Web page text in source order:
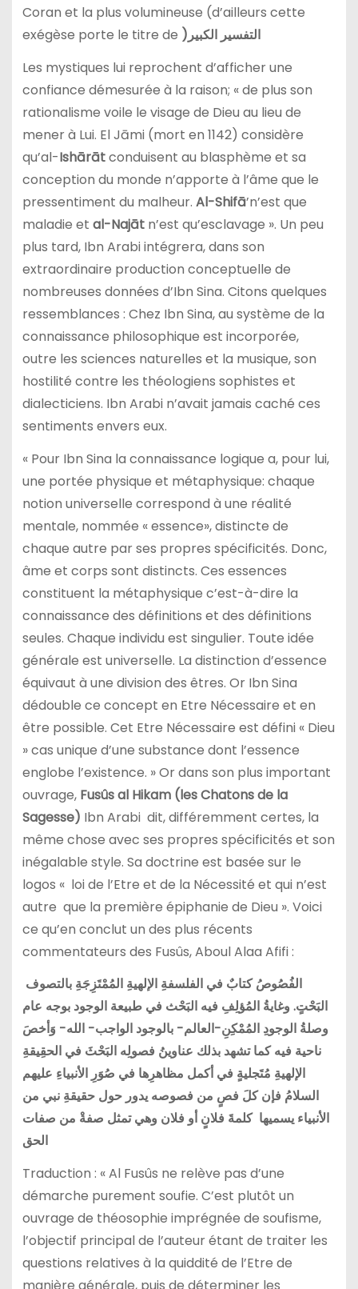
Coran et la plus volumineuse (d’ailleurs cette
exégèse porte le titre de
)التفسير الكبير
Les mystiques lui reprochent d’afficher une
confiance démesurée à la raison; « de plus son
rationalisme voile le visage de Dieu au lieu de
mener à Lui. El Jāmi (mort en 1142) considère
qu’al-Ishārātconduisent au blasphème et sa
conception du monde n’apporte à l’âme que le
pressentiment du malheur. Al-Shifā’n’est que
maladie et al-Najātn’est qu’esclavage ». Un peu
plus tard, Ibn Arabi intégrera, dans son
extraordinaire production conceptuelle de
nombreuses données d’Ibn Sina. Citons quelques
ressemblances : Chez Ibn Sina, au système de la
connaissance philosophique est incorporée,
outre les sciences naturelles et la musique, son
hostilité contre les théologiens sophistes et
dialecticiens. Ibn Arabi n’avait jamais caché ces
sentiments envers eux.
« Pour Ibn Sina la connaissance logique a, pour lui,
une portée physique et métaphysique: chaque
notion universelle correspond à une réalité
mentale, nommée « essence», distincte de
chaque autre par ses propres spécificités. Donc,
âme et corps sont distincts. Ces essences
constituent la métaphysique c’est-à-dire la
connaissance des définitions et des définitions
seules. Chaque individu est singulier. Toute idée
générale est universelle. La distinction d’essence
équivaut à une division des êtres. Or Ibn Sina
dédouble ce concept en Etre Nécessaire et en
être possible. Cet Etre Nécessaire est défini « Dieu
» cas unique d’une substance dont l’essence
englobe l’existence. » Or dans son plus important
ouvrage, Fusûs al Hikam (les Chatons de la
Sagesse) Ibn Arabi dit, différemment certes, la
même chose avec ses propres spécificités et son
inégalable style. Sa doctrine est basée sur le
logos « loi de l’Etre et de la Nécessité et qui n’est
autre que la première épiphanie de Dieu ». Voici
ce qu’en conclut un des plus récents
commentateurs des Fusûs, Aboul Alaa Afifi :
البَحْتٍ. وغايةُ المُؤلِفِ فيه البَحْث في طبيعة الوجود بوجه عام
وصلةُ الوجودِ المُمْكِنِ-العالم- بالوجود الواجب- الله- وَأخصَ
ناحية فيه كما تشهد بذلك عناوينُ فصولِه البَحْثَ في الحقِيقةِ
الإلهيةِ مُتَجليةٍ في أكمل مظاهرِها في صُوَرِ الأنبياءِ عليهم
السلامُ فإن كلَ فصٍ من فصوصه يدور حول حقيقةِ نبي من
الأنبياء يسميها كلمةَ فلانٍ أو فلان وهي تمثل صفةْ من صفات
الحق
Traduction : « Al Fusûs ne relève pas d’une
démarche purement soufie. C’est plutôt un
ouvrage de théosophie imprégnée de soufisme,
l’objectif principal de l’auteur étant de traiter les
questions relatives à la quiddité de l’Etre de